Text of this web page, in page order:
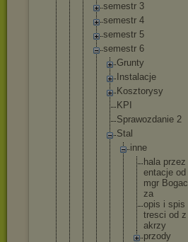
semestr 3
semestr 4
semestr 5
semestr 6
Grunty
Insta lacje
Kosztorysy
KPI
Sprawozdanie 2
Stal
inne
ha a przez
entacje od
mgr Bogac
za
opis i spis
tresci od z
akrzy
przody